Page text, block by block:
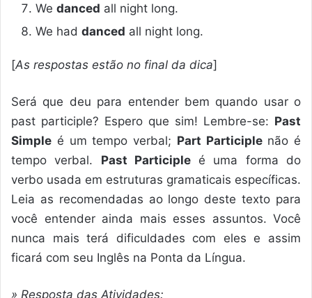
We danced all night long.
We had danced all night long.
[As respostas estão no final da dica]
Será que deu para entender bem quando usar o
past participle? Espero que sim! Lembre-se: Past
Simple é um tempo verbal; Part Participlenão é
tempo verbal. Past Participle é uma forma do
verbo usada em estruturas gramaticais específicas.
Leia as recomendadas ao longo deste texto para
você entender ainda mais esses assuntos. Você
nunca mais terá dificuldades com eles e assim
ficará com seu Inglês na Ponta da Língua.
» Resposta das Atividades: